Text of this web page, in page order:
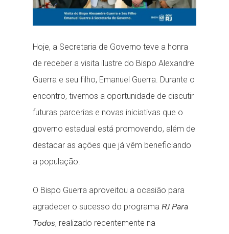
Hoje, a Secretaria de Governo teve a honra
de receber a visita ilustre do Bispo Alexandre
Guerra e seu filho, Emanuel Guerra. Durante o
encontro, tivemos a oportunidade de discutir
futuras parcerias e novas iniciativas que o
governo estadual está promovendo, além de
destacar as ações que já vêm beneficiando
a população.
O Bispo Guerra aproveitou a ocasião para
agradecer o sucesso do programa RJ Para
Todos, realizado recentemente na